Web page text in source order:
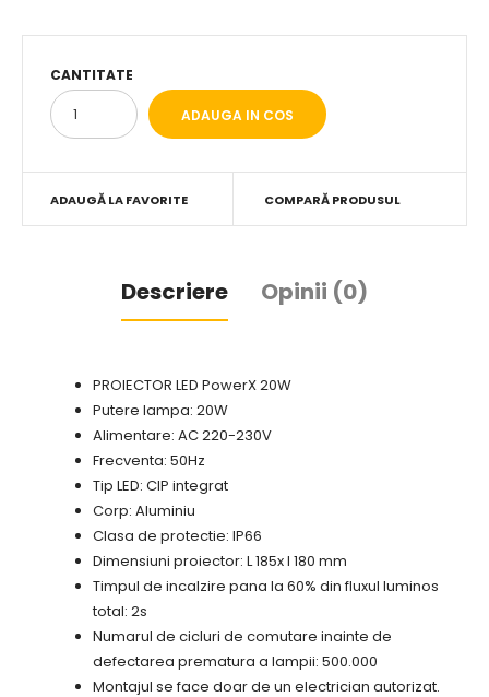
CANTITATE
ADAUGĂ LA FAVORITE COMPARĂ PRODUSUL
Descriere Opinii (0)
PROIECTOR LED PowerX 20W
Putere lampa: 20W
Alimentare: AC 220-230V
Frecventa: 50Hz
Tip LED: CIP integrat
Corp: Aluminiu
Clasa de protectie: IP66
Dimensiuni proiector: L 185x l 180 mm
Timpul de incalzire pana la 60% din fluxul luminos
total: 2s
Numarul de cicluri de comutare inainte de
defectarea prematura a lampii: 500.000
Montajul se face doar de un electrician autorizat.